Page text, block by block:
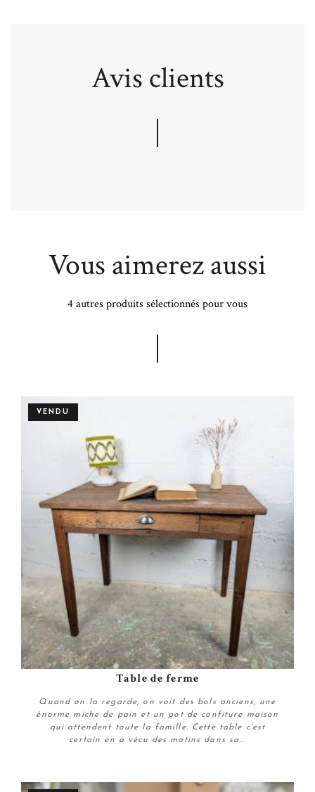
Avis clients
Vous aimerez aussi
4 autres produits sélectionnés pour vous
VENDU
Table de ferme
Quand on la regarde, on voit des bols anciens, une
énorme miche de pain et un pot de confiture maison
qui attendent toute la famille. Cette table c’est
certain en a vécu des matins dans sa...